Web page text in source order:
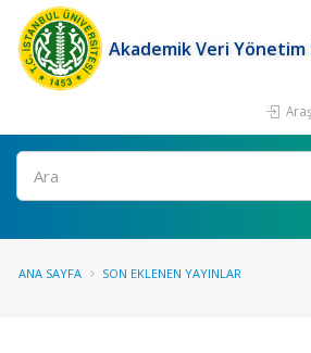
Akademik Veri Yönetim
Ara
ANA SAYFA SON EKLENEN YAYINLAR